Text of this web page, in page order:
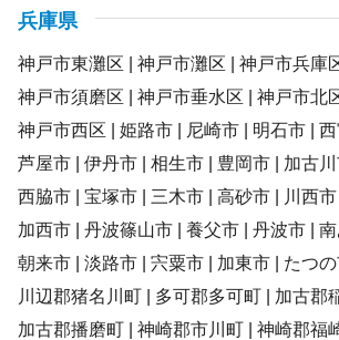
兵庫県
神戸市東灘区 神戸市灘区 神戸市兵庫
神戸市須磨区
神戸市垂水区 神戸市北
神戸市西区
姫路市 尼崎市 明石市
芦屋市
伊丹市 相生市 豊岡市 加古
西脇市
宝塚市 三木市 高砂市 川西市
加西市
丹波篠山市 養父市 丹波市
朝来市
淡路市 宍粟市 加東市
たつ
川辺郡猪名川町
多可郡多可町
加古郡
加古郡播磨町
神崎郡市川町
神崎郡福